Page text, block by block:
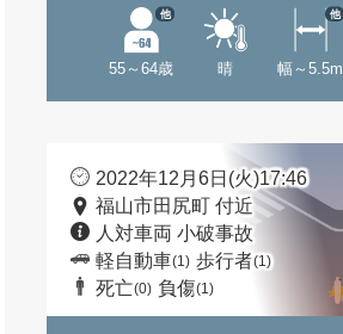
55～64歳
他
晴 幅～5.5m
他
2022年12月6日(火)17:46
福山市田尻町 付近
人対車両 小破事故
軽自動車(1) 歩行者(1)
死亡(0) 負傷(1)